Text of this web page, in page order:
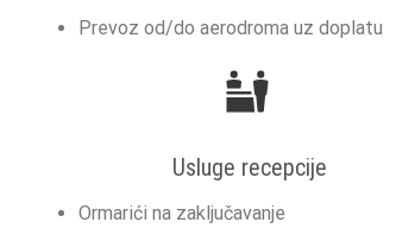
Prevoz od/do aerodroma uz doplatu
Usluge recepcije
Ormarići na zaključavanje